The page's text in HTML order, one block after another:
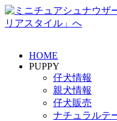
HOME
PUPPY
仔犬情報
親犬情報
仔犬販売
ナチュラルテ